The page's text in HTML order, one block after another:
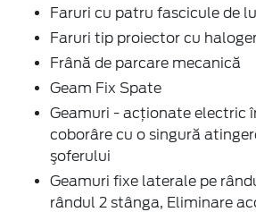
Faruri cu patru fascicule de
Faruri tip proiector cu
Frână de parcare mecanică
Geam Fix Spate
Geamuri - acţionate electric
coborâre cu o singură
şoferului
Geamuri fixe laterale pe
rândul 2 stânga, Eliminare